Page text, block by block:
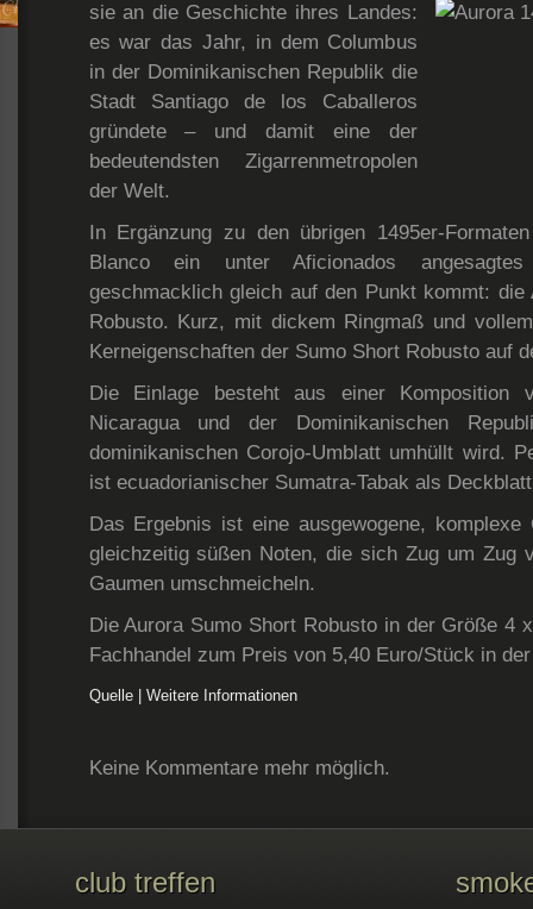
sie an die Geschichte ihres Landes:
es war das Jahr, in dem Columbus
in der Dominikanischen Republik die
Stadt Santiago de los Caballeros
gründete – und damit eine der
bedeutendsten Zigarrenmetropolen
der Welt.
In Ergänzung zu den übrigen 1495er-
Blanco ein unter Aficionados
geschmacklich gleich auf den Punkt kommt: die
Robusto. Kurz, mit dickem Ringmaß und
Kerneigenschaften der Sumo Short Robusto auf
Die Einlage besteht aus einer Komposition
Nicaragua und der Dominikanischen
dominikanischen Corojo-Umblatt umhüllt wird.
ist ecuadorianischer Sumatra-Tabak als
Das Ergebnis ist eine ausgewogene,
gleichzeitig süßen Noten, die sich Zug um Zug
Gaumen umschmeicheln.
Die Aurora Sumo Short Robusto in der Größe 4
Fachhandel zum Preis von 5,40 Euro/Stück in
Quelle | Weitere Informationen
Keine Kommentare mehr möglich.
club treffen